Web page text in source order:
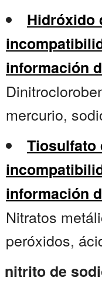
Hidróxido
información
mercurio,
Tiosulfato
información
Nitratos
peróxidos,
nitrito de